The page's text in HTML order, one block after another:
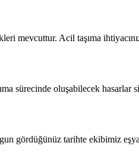
mevcuttur. Acil taşıma
sürecinde oluşabilecek hasarlar
gördüğünüz tarihte ekibimiz